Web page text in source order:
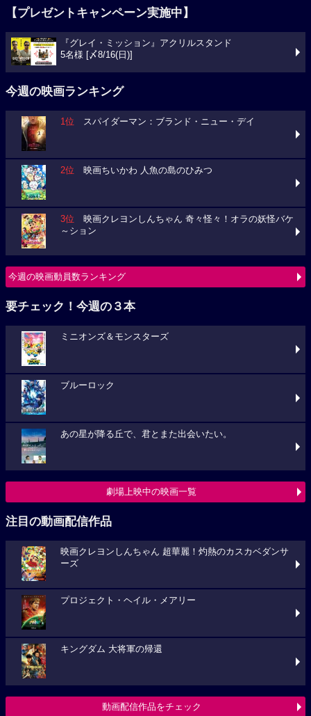
【プレゼントキャンペーン実施中】
『グレイ・ミッション』アクリルスタンド
5名様 [〆8/16(日)]
今週の映画ランキング
1位 スパイダーマン：ブランド・ニュー・デイ
2位 映画ちいかわ 人魚の島のひみつ
3位 映画クレヨンしんちゃん 奇々怪々！オラの妖怪バケ
～ション
今週の映画動員数ランキング
要チェック！今週の３本
ミニオンズ＆モンスターズ
ブルーロック
あの星が降る丘で、君とまた出会いたい。
劇場上映中の映画一覧
注目の動画配信作品
映画クレヨンしんちゃん 超華麗！灼熱のカスカベダンサ
ーズ
プロジェクト・ヘイル・メアリー
キングダム 大将軍の帰還
動画配信作品をチェック